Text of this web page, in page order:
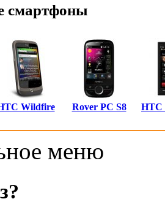
смартфоны
Wildfire Rover PC S8 HTC
меню